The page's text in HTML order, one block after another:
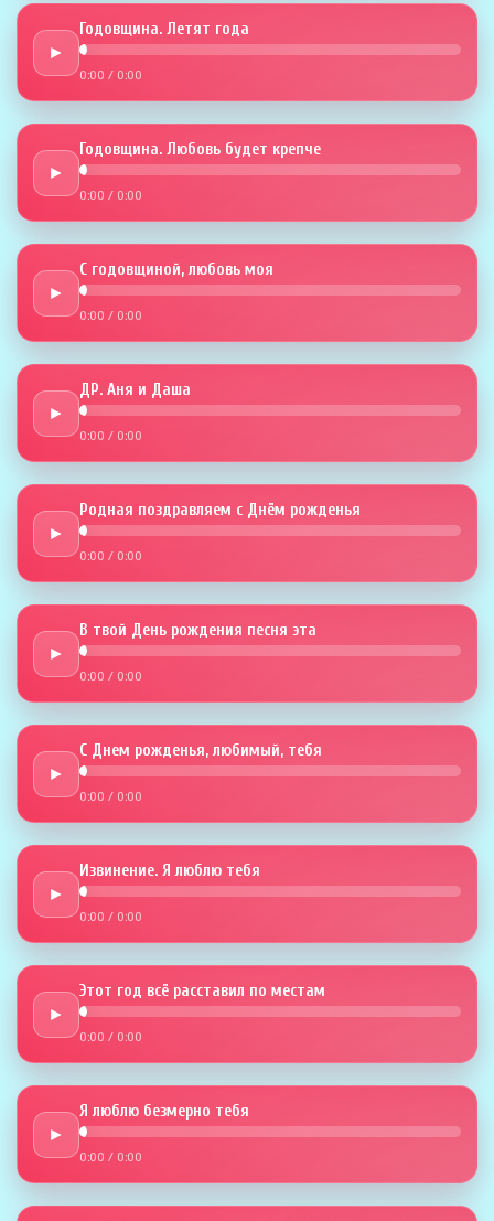
►
Годовщина. Летят года
0:00 / 0:00
►
Годовщина. Любовь будет крепче
0:00 / 0:00
►
С годовщиной, любовь моя
0:00 / 0:00
►
ДР. Аня и Даша
0:00 / 0:00
►
Родная поздравляем с Днём рожденья
0:00 / 0:00
►
В твой День рождения песня эта
0:00 / 0:00
►
С Днем рожденья, любимый, тебя
0:00 / 0:00
►
Извинение. Я люблю тебя
0:00 / 0:00
►
Этот год всё расставил по местам
0:00 / 0:00
►
Я люблю безмерно тебя
0:00 / 0:00